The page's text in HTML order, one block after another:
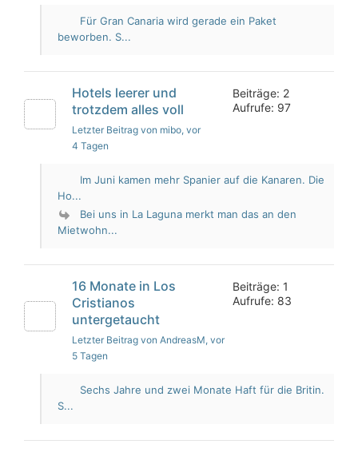
Für Gran Canaria wird gerade ein Paket
beworben. S...
Hotels leerer und
trotzdem alles voll
Letzter Beitrag von mibo, vor
4 Tagen
Beiträge: 2
Aufrufe: 97
Im Juni kamen mehr Spanier auf die Kanaren. Die
Ho...
Bei uns in La Laguna merkt man das an den
Mietwohn...
16 Monate in Los
Cristianos
untergetaucht
Letzter Beitrag von AndreasM, vor
5 Tagen
Beiträge: 1
Aufrufe: 83
Sechs Jahre und zwei Monate Haft für die Britin.
S...